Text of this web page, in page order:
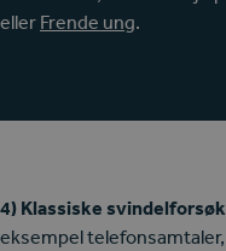
eller Frende ung.
4) Klassiske
eksempel